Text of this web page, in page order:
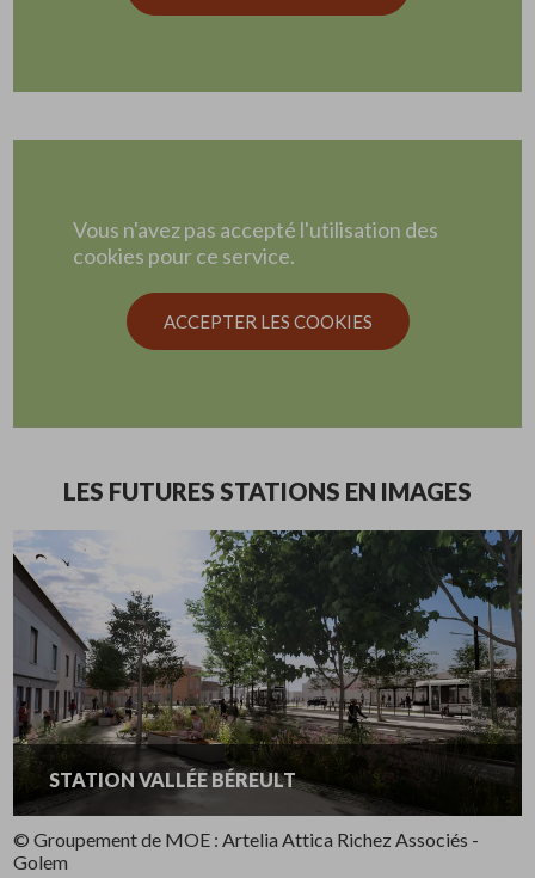
Vous n'avez pas accepté l'utilisation des
cookies pour ce service.
ACCEPTER LES COOKIES
LES FUTURES STATIONS EN IMAGES
STATION STADE OCÉANE
© Groupement de MOE : Artelia Attica Richez Associés -
Golem